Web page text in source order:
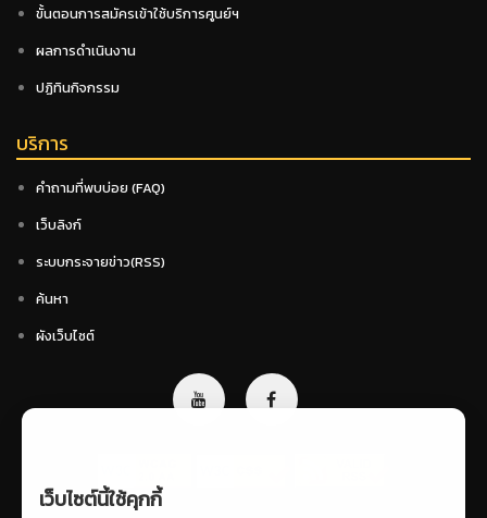
ขั้นตอนการสมัครเข้าใช้บริการศูนย์ฯ
ผลการดำเนินงาน
ปฏิทินกิจกรรม
บริการ
คำถามที่พบบ่อย (FAQ)
เว็บลิงก์
ระบบกระจายข่าว(RSS)
ค้นหา
ผังเว็บไซต์
เว็บไซต์นี้ใช้คุกกี้